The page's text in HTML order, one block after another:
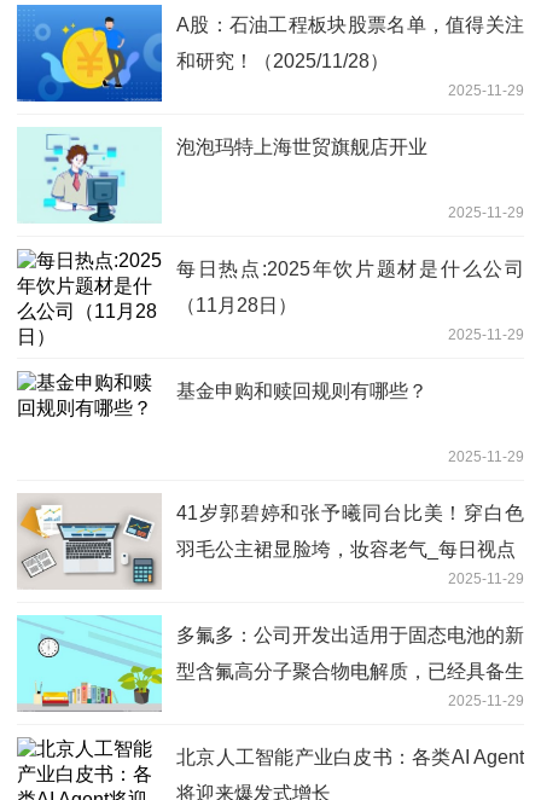
A股：石油工程板块股票名单，值得关注
和研究！（2025/11/28）
2025-11-29
泡泡玛特上海世贸旗舰店开业
2025-11-29
每日热点:2025年饮片题材是什么公司
（11月28日）
2025-11-29
基金申购和赎回规则有哪些？
2025-11-29
41岁郭碧婷和张予曦同台比美！穿白色
羽毛公主裙显脸垮，妆容老气_每日视点
2025-11-29
多氟多：公司开发出适用于固态电池的新
型含氟高分子聚合物电解质，已经具备生
2025-11-29
北京人工智能产业白皮书：各类AI Agent
将迎来爆发式增长